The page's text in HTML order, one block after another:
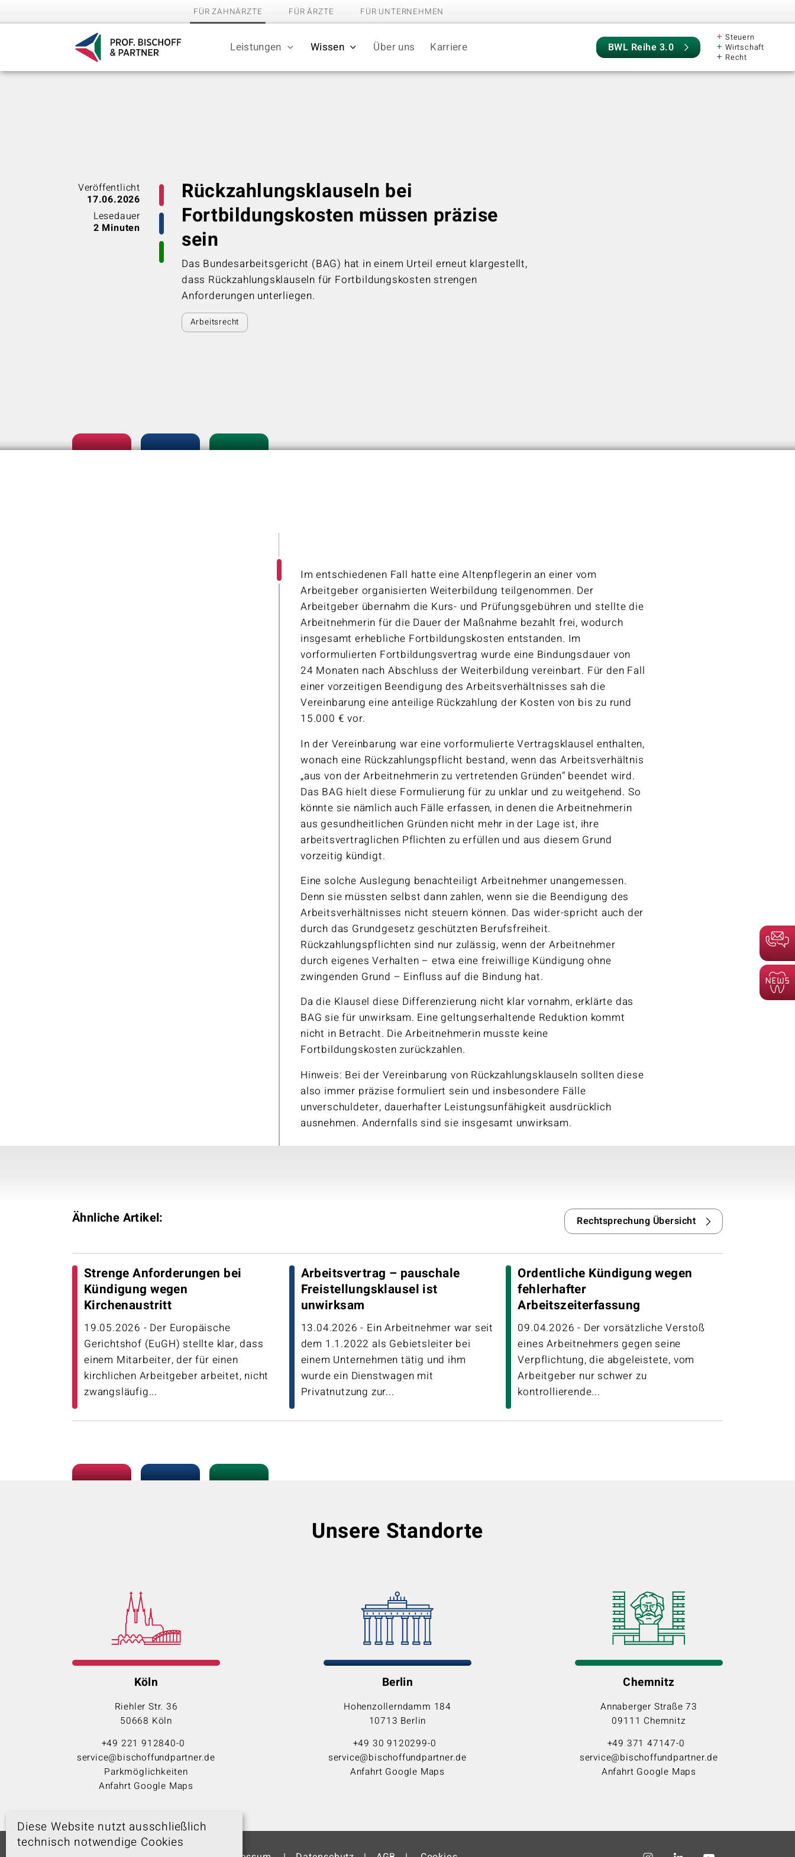
FÜR ZAHNÄRZTE FÜR ÄRZTE FÜR UNTERNEHMEN
Leistungen Wissen Über uns Karriere BWL Reihe 3.0
+ Steuern
+ Wirtschaft
+ Recht
Veröffentlicht
17.06.2026
Lesedauer
2 Minuten
Rückzahlungsklauseln bei
Fortbildungskosten müssen präzise
sein
Das Bundesarbeitsgericht (BAG) hat in einem Urteil erneut klargestellt,
dass Rückzahlungsklauseln für Fortbildungskosten strengen
Anforderungen unterliegen.
Arbeitsrecht
Im entschiedenen Fall hatte eine Altenpflegerin an einer vom
Arbeitgeber organisierten Weiterbildung teilgenommen. Der
Arbeitgeber übernahm die Kurs- und Prüfungsgebühren und stellte die
Arbeitnehmerin für die Dauer der Maßnahme bezahlt frei, wodurch
insgesamt erhebliche Fortbildungskosten entstanden. Im
vorformulierten Fortbildungsvertrag wurde eine Bindungsdauer von
24 Monaten nach Abschluss der Weiterbildung vereinbart. Für den Fall
einer vorzeitigen Beendigung des Arbeitsverhältnisses sah die
Vereinbarung eine anteilige Rückzahlung der Kosten von bis zu rund
15.000 € vor.
In der Vereinbarung war eine vorformulierte Vertragsklausel enthalten,
wonach eine Rückzahlungspflicht bestand, wenn das Arbeitsverhältnis
„aus von der Arbeitnehmerin zu vertretenden Gründen“ beendet wird.
Das BAG hielt diese Formulierung für zu unklar und zu weitgehend. So
könnte sie nämlich auch Fälle erfassen, in denen die Arbeitnehmerin
aus gesundheitlichen Gründen nicht mehr in der Lage ist, ihre
arbeitsvertraglichen Pflichten zu erfüllen und aus diesem Grund
vorzeitig kündigt.
Eine solche Auslegung benachteiligt Arbeitnehmer unangemessen.
Denn sie müssten selbst dann zahlen, wenn sie die Beendigung des
Arbeitsverhältnisses nicht steuern können. Das wider-spricht auch der
durch das Grundgesetz geschützten Berufsfreiheit.
Rückzahlungspflichten sind nur zulässig, wenn der Arbeitnehmer
durch eigenes Verhalten – etwa eine freiwillige Kündigung ohne
zwingenden Grund – Einfluss auf die Bindung hat.
Da die Klausel diese Differenzierung nicht klar vornahm, erklärte das
BAG sie für unwirksam. Eine geltungserhaltende Reduktion kommt
nicht in Betracht. Die Arbeitnehmerin musste keine
Fortbildungskosten zurückzahlen.
Hinweis: Bei der Vereinbarung von Rückzahlungsklauseln sollten diese
also immer präzise formuliert sein und insbesondere Fälle
unverschuldeter, dauerhafter Leistungsunfähigkeit ausdrücklich
ausnehmen. Andernfalls sind sie insgesamt unwirksam.
Ähnliche Artikel: Rechtsprechung Übersicht
Strenge Anforderungen bei
Kündigung wegen
Kirchenaustritt
19.05.2026 - Der Europäische
Gerichtshof (EuGH) stellte klar, dass
einem Mitarbeiter, der für einen
kirchlichen Arbeitgeber arbeitet, nicht
zwangsläufig...
Arbeitsvertrag – pauschale
Freistellungsklausel ist
unwirksam
13.04.2026 - Ein Arbeitnehmer war seit
dem 1.1.2022 als Gebietsleiter bei
einem Unternehmen tätig und ihm
wurde ein Dienstwagen mit
Privatnutzung zur...
Ordentliche Kündigung wegen
fehlerhafter
Arbeitszeiterfassung
09.04.2026 - Der vorsätzliche Verstoß
eines Arbeitnehmers gegen seine
Verpflichtung, die abgeleistete, vom
Arbeitgeber nur schwer zu
kontrollierende...
Unsere Standorte
Köln
Riehler Str. 36
50668 Köln
+49 221 912840-0
service@bischoffundpartner.de
Parkmöglichkeiten
Anfahrt Google Maps
Berlin
Hohenzollerndamm 184
10713 Berlin
+49 30 9120299-0
service@bischoffundpartner.de
Anfahrt Google Maps
Chemnitz
Annaberger Straße 73
09111 Chemnitz
+49 371 47147-0
service@bischoffundpartner.de
Anfahrt Google Maps
Diese Website nutzt ausschließlich
technisch notwendige Cookies